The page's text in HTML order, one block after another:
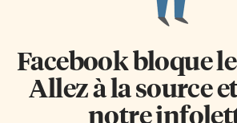
Facebook bloque
Allez à la source
notre